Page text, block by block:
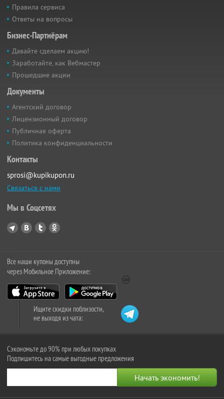
Правила сервиса
Ответы на вопросы
Бизнес-Партнёрам
Давайте сделаем акцию!
Заработайте, как Вебмастер
Прошедшие акции
Документы
Агентский договор
Лицензионный договор
Публичная оферта
Политика конфиденциальности
Контакты
sprosi@kupikupon.ru
Связаться с нами
Мы в Соцсетях
Все наши купоны доступны
через Мобильное Приложение:
Ищите скидки поблизости,
не выходя из чата:
Сэкономьте до 90% при любых покупках
Подпишитесь на самые выгодные предложения